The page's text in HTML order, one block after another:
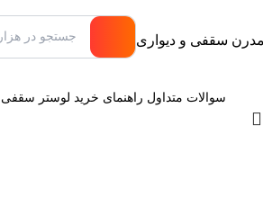
سوالات متداول راهنمای خرید لوستر سقفی